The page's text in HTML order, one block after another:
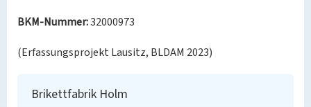
BKM-Nummer:32000973
(Erfassungsprojekt Lausitz, BLDAM 2023)
Brikettfabrik Holm